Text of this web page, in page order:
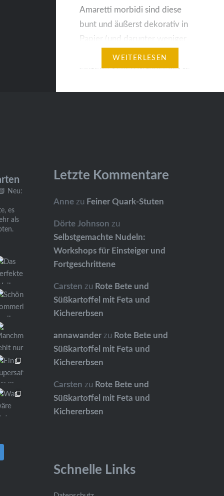
Amaretti morbidi sind diese
bunt und äußerst dekorativ in
Papier (und darunter weniger
dekorativ in Plastik)
eingewickelten Mandel-Kekse,
man am besten weniger Zucker.
der Nüsse…
WEITERLESEN
Neu:
es
als
Letzte Kommentare
Anne zu Feiner Quark-Stuten
Dörte Johnson zu
Selbstgemachte Nudeln:
Workshops für Einsteiger und
Fortgeschrittene
Carsten zu Rote Bete und
Süßkartoffel mit Feta und
Kichererbsen
annawander zu Rote Bete und
Süßkartoffel mit Feta und
Kichererbsen
Carsten zu Rote Bete und
Süßkartoffel mit Feta und
Kichererbsen
Schnelle Links